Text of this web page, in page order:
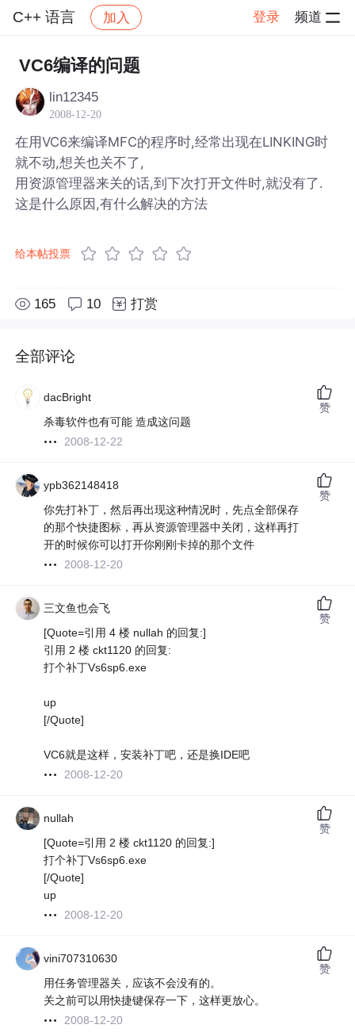
C++ 语言 加入 登录 频道
社区 C++ 语言
VC6编译的问题
lin12345
2008-12-20
在用VC6来编译MFC的程序时,经常出现在LINKING时
就不动,想关也关不了,
用资源管理器来关的话,到下次打开文件时,就没有了.
这是什么原因,有什么解决的方法
给本帖投票
165 10 打赏
全部评论
dacBright
杀毒软件也有可能 造成这问题
2008-12-22
赞
ypb362148418
你先打补丁，然后再出现这种情况时，先点全部保存
的那个快捷图标，再从资源管理器中关闭，这样再打
开的时候你可以打开你刚刚卡掉的那个文件
2008-12-20
赞
三文鱼也会飞
[Quote=引用 4 楼 nullah 的回复:]
引用 2 楼 ckt1120 的回复:
打个补丁Vs6sp6.exe
up
[/Quote]
VC6就是这样，安装补丁吧，还是换IDE吧
2008-12-20
赞
nullah
[Quote=引用 2 楼 ckt1120 的回复:]
打个补丁Vs6sp6.exe
[/Quote]
up
2008-12-20
赞
vini707310630
用任务管理器关，应该不会没有的。
关之前可以用快捷键保存一下，这样更放心。
2008-12-20
赞